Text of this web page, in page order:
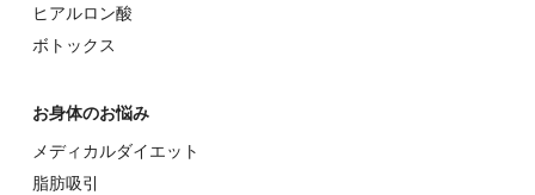
ヒアルロン酸
ボトックス
お⾝体のお悩み
メディカルダイエット
脂肪吸引